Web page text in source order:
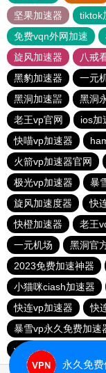
坚果加速器
tiktok
免费vqn外网加速
旋风加速器
八戒
黑豹加速器
一元
黑洞加速噐
黑洞
老王vp官网
ios加
快喵vp加速器
火箭vp加速器官网
极光vp加速器
暴
旋风加速度器
快
快橙加速器
老王
一元机场
黑洞官
2023免费加速神器
小猫咪ciash加速器
快连vp加速器
快
暴雪vp永久免费加速
vqn加速外网
永久免